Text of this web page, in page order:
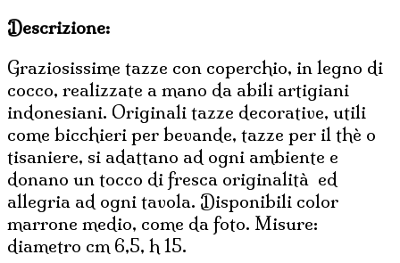
Descrizione:
Graziosissime tazze con coperchio, in legno di
cocco, realizzate a mano da abili artigiani
indonesiani. Originali tazze decorative, utili
come bicchieri per bevande, tazze per il thè o
tisaniere, si adattano ad ogni ambiente e
donano un tocco di fresca originalità ed
allegria ad ogni tavola. Disponibili color
marrone medio, come da foto. Misure:
diametro cm 6,5, h 15.